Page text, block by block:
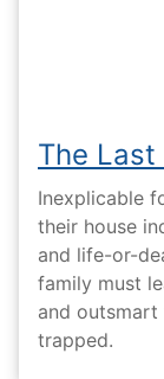
The
Inexplicable
their house
and life-or-
family must
and
trapped.